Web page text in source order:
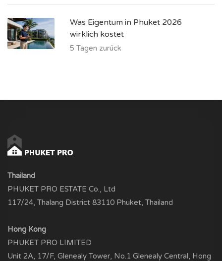
Was Eigentum in Phuket 2026
wirklich kostet
5 Tagen zurück
Thailand
PHUKET PRO ESTATE Co., Ltd
117/24, Thalang District 83110 Phuket, Thailand
Hong Kong
PHUKET PRO LIMITED
Unit 2A, 17/F, Glenealy Tower, No.1 Glenealy Central, Hong